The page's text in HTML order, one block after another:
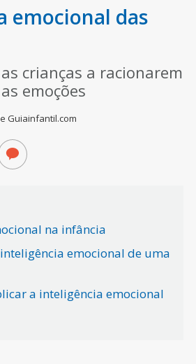
emocional das
crianças a racionarem
emoções
Guiainfantil.com
na infância
emocional de uma
a inteligência emocional